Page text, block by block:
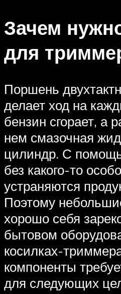
Зачем
для
Поршень
делает ход на
бензин сгорает, а
нем смазочная
цилиндр. С
без какого-то
устраняются
Поэтому
хорошо себя
бытовом
косилках-
компоненты
для следующих